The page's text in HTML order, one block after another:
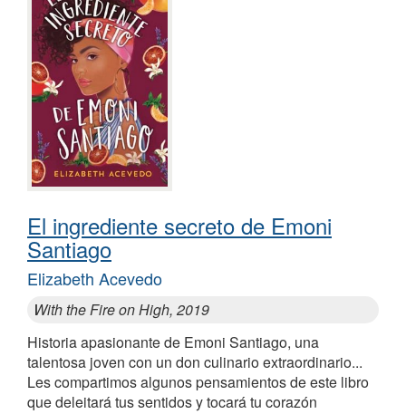
El ingrediente secreto de Emoni
Santiago
Elizabeth Acevedo
With the Fire on High, 2019
Historia apasionante de Emoni Santiago, una
talentosa joven con un don culinario extraordinario...
Les compartimos algunos pensamientos de este libro
que deleitará tus sentidos y tocará tu corazón